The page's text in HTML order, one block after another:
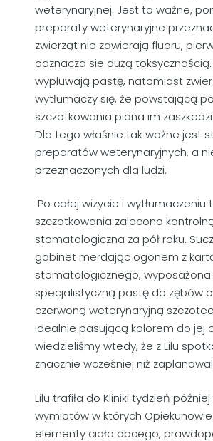
weterynaryjnej. Jest to ważne,
preparaty weterynaryjne
zwierząt nie zawierają fluoru,
odznacza sie dużą toksycznością.
wypluwają pastę, natomiast
wytłumaczy się, że powstającą
szczotkowania piana im zaszkodzi
Dla tego właśnie tak ważne jest
preparatów weterynaryjnych, a
przeznaczonych dla ludzi.
Po całej wizycie i wytłumaczeniu
szczotkowania zalecono
stomatologiczna za pół roku.
gabinet merdając ogonem z
stomatologicznego, wyposażona
specjalistyczną pastę do zębów
czerwoną weterynaryjną
idealnie pasującą kolorem do jej
wiedzieliśmy wtedy, że z Lilu
znacznie wcześniej niż
Lilu trafiła do Kliniki tydzień
wymiotów w których
elementy ciała obcego,